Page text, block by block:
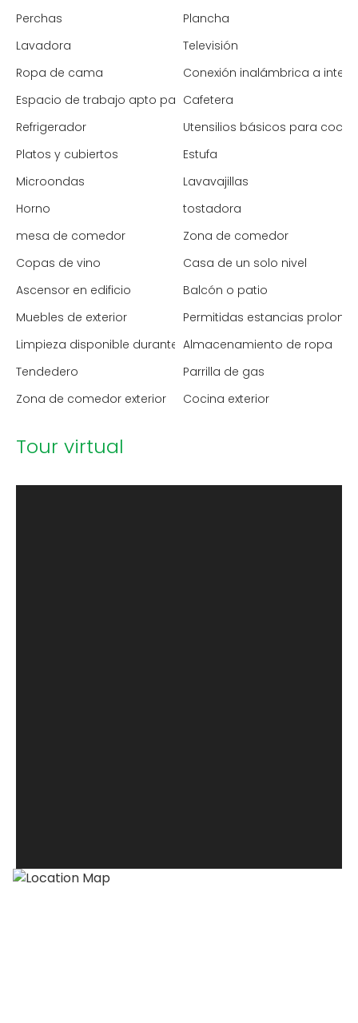
Perchas
Plancha
Lavadora
Televisión
Ropa de cama
Conexión inalámbrica a
Espacio de trabajo apto para portátiles
Cafetera
Refrigerador
Utensilios básicos para
Platos y cubiertos
Estufa
Microondas
Lavavajillas
Horno
tostadora
mesa de comedor
Zona de comedor
Copas de vino
Casa de un solo nivel
Ascensor en edificio
Balcón o patio
Muebles de exterior
Permitidas estancias
Limpieza disponible durante la estanciaAlmacenamiento de ropa
Tendedero
Parrilla de gas
Zona de comedor exterior
Cocina exterior
Tour virtual